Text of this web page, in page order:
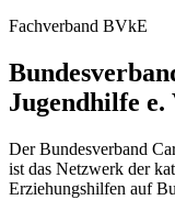
Fachverband BVkE
Jugendhilfe e.
Der Bundesverband
ist das Netzwerk der
Erziehungshilfen auf